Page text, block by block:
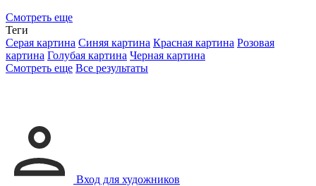
Смотреть еще
Теги
Серая картина Синяя картина Красная картина Розовая
картина Голубая картина Черная картина
Смотреть еще Все результаты
Вход для художников